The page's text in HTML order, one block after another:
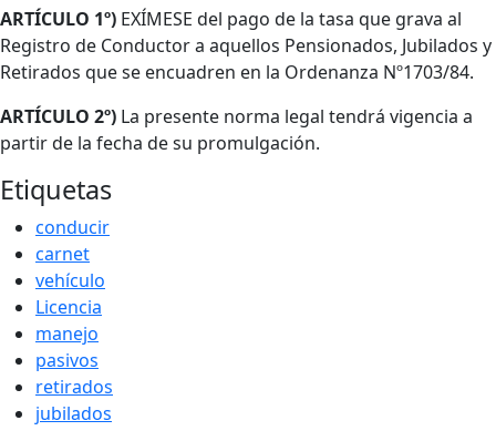
Cuerpo
ARTÍCULO 1º) EXÍMESE del pago de la tasa que grava al
Registro de Conductor a aquellos Pensionados, Jubilados y
Retirados que se encuadren en la Ordenanza Nº1703/84.
ARTÍCULO 2º) La presente norma legal tendrá vigencia a
partir de la fecha de su promulgación.
Etiquetas
conducir
carnet
vehículo
Licencia
manejo
pasivos
retirados
jubilados